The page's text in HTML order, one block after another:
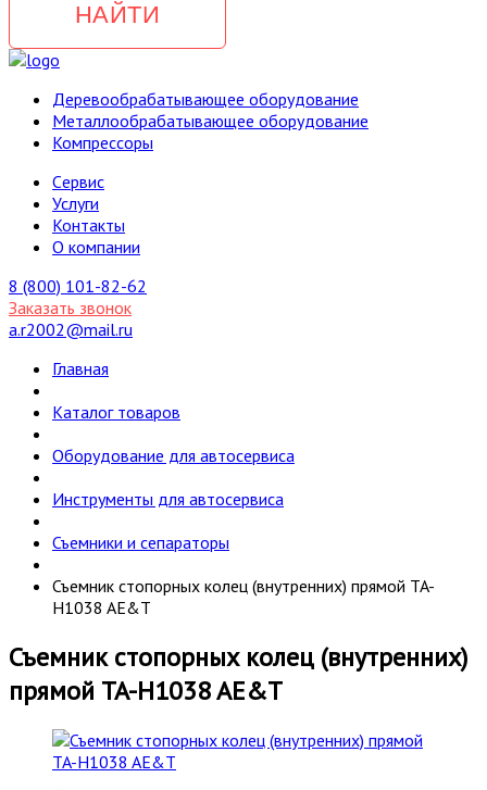
НАЙТИ
Деревообрабатывающее оборудование
Металлообрабатывающее оборудование
Компрессоры
Cервис
Услуги
Контакты
О компании
8 (800) 101-82-62
Заказать звонок
a.r2002@mail.ru
Главная
Каталог товаров
Оборудование для автосервиса
Инструменты для автосервиса
Съемники и сепараторы
Съемник стопорных колец (внутренних) прямой TA-
H1038 AE&T
Съемник стопорных колец (внутренних)
прямой TA-H1038 AE&T